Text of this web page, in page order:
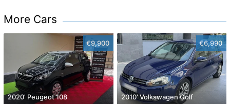
More Cars
€9,900
2020' Peugeot 108
€6,990
2010' Volkswagen Golf